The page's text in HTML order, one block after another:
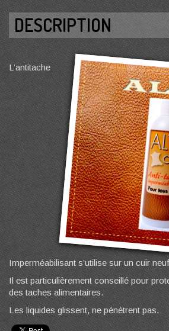
DESCRIPTION
L’antitache
Imperméabilisant s’utilise sur un cuir
Il est particulièrement conseillé pour
des taches alimentaires.
Les liquides glissent, ne pénètrent pas.